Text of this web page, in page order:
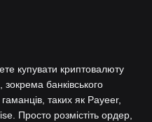
купувати криптовалюту
банківського
таких як Payeer,
Просто розмістіть ордер,